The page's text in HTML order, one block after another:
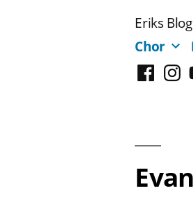
Eriks Blog
Chor
Facebook